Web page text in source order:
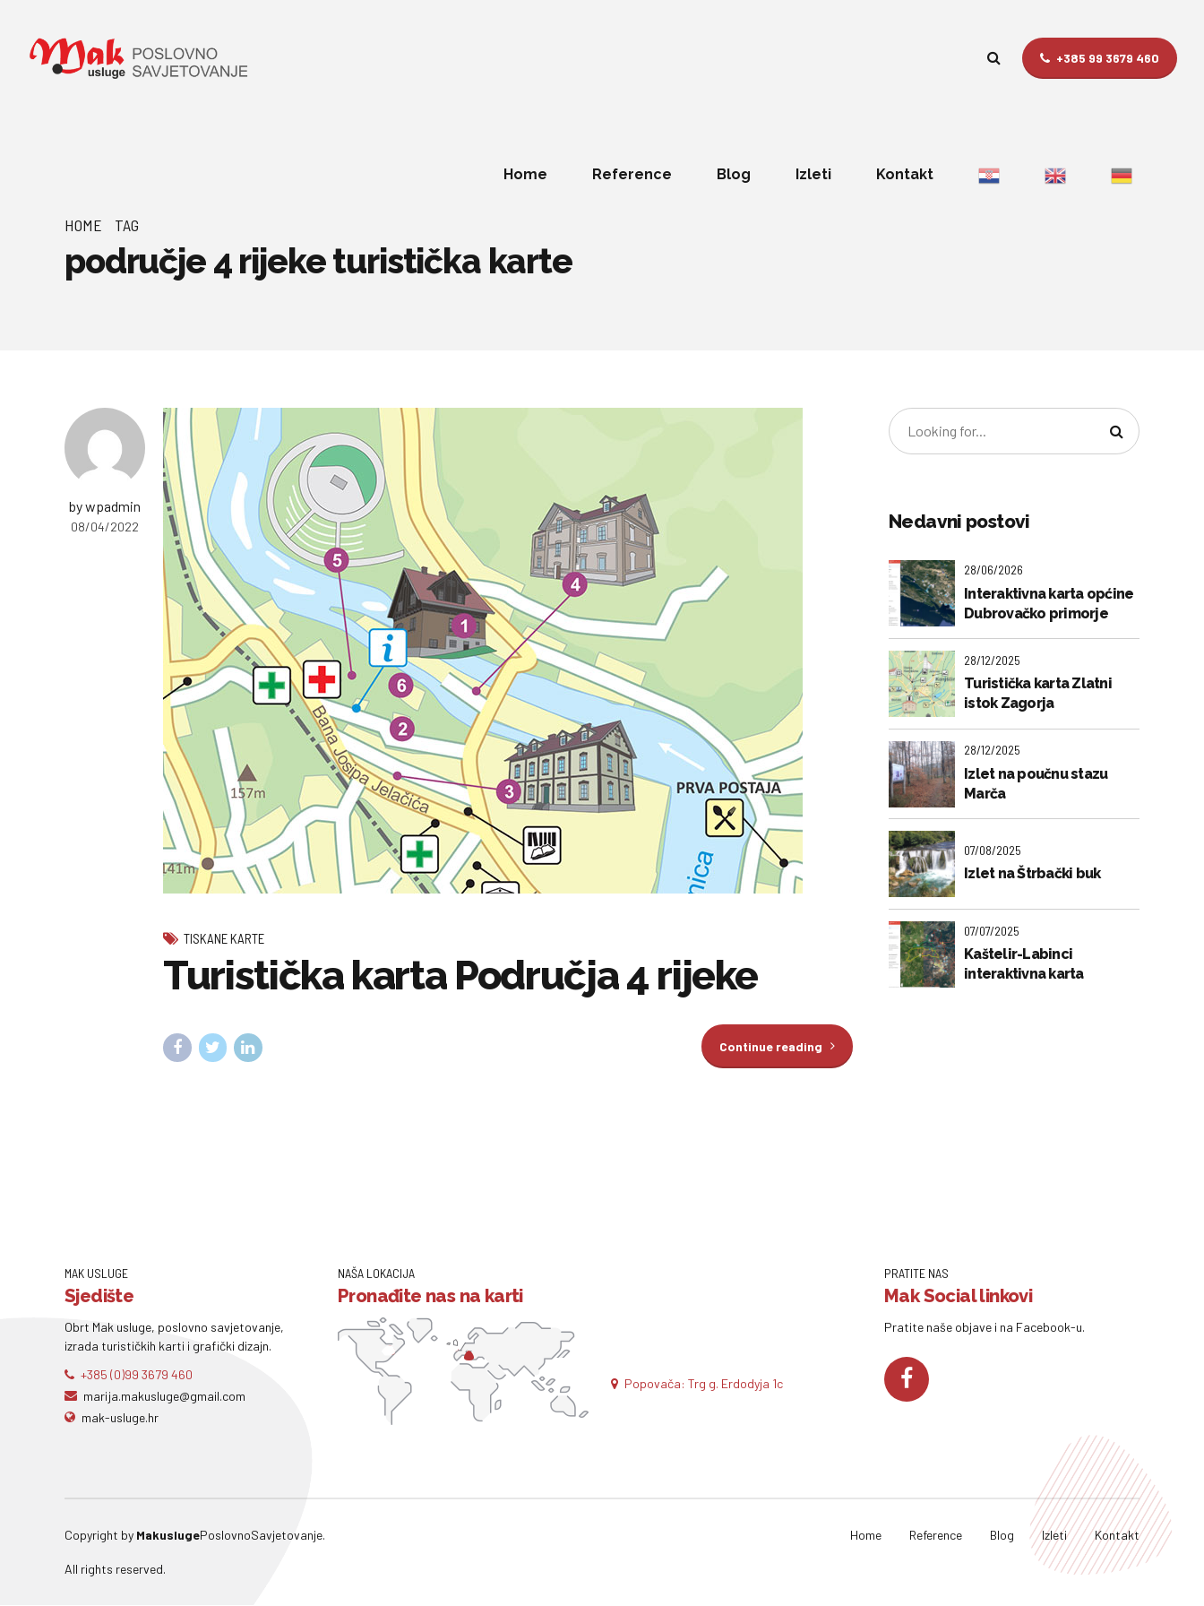
+385 99 3679 460
Home Reference Blog Izleti Kontakt
HOME TAG
područje 4 rijeke turistička karte
by wpadmin
08/04/2022
TISKANE KARTE
Turistička karta Područja 4 rijeke
Continue reading
Nedavni postovi
28/06/2026
Interaktivna karta općine
Dubrovačko primorje
28/12/2025
Turistička karta Zlatni
istok Zagorja
28/12/2025
Izlet na poučnu stazu
Marča
07/08/2025
Izlet na Štrbački buk
07/07/2025
Kaštelir-Labinci
interaktivna karta
MAK USLUGE
Sjedište
Obrt Mak usluge, poslovno savjetovanje,
izrada turističkih karti i grafički dizajn.
+385 (0)99 3679 460
marija.makusluge@gmail.com
mak-usluge.hr
NAŠA LOKACIJA
Pronađite nas na karti
Popovača: Trg g. Erdodyja 1c
PRATITE NAS
Mak Social linkovi
Pratite naše objave i na Facebook-u.
Copyright by MakuslugePoslovnoSavjetovanje.
All rights reserved.
Home Reference Blog Izleti Kontakt